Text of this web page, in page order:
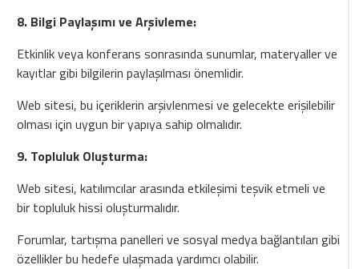
8. Bilgi Paylaşımı ve Arşivleme:
Etkinlik veya konferans sonrasında sunumlar, materyaller ve
kayıtlar gibi bilgilerin paylaşılması önemlidir.
Web sitesi, bu içeriklerin arşivlenmesi ve gelecekte erişilebilir
olması için uygun bir yapıya sahip olmalıdır.
9. Topluluk Oluşturma:
Web sitesi, katılımcılar arasında etkileşimi teşvik etmeli ve
bir topluluk hissi oluşturmalıdır.
Forumlar, tartışma panelleri ve sosyal medya bağlantıları gibi
özellikler bu hedefe ulaşmada yardımcı olabilir.